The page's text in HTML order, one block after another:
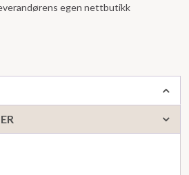
egen nettbutikk